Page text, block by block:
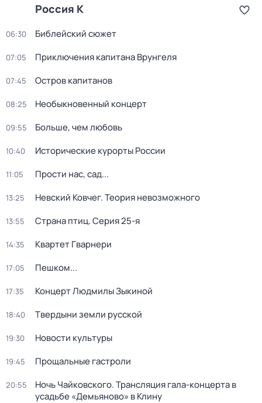
Россия К
06:30 Библейский сюжет
07:05 Приключения капитана Врунгеля
07:45 Остров капитанов
08:25 Необыкновенный концерт
09:55 Больше, чем любовь
10:40 Исторические курорты России
11:05 Прости нас, сад...
13:25 Невский Ковчег. Теория невозможного
13:55 Страна птиц. Серия 25-я
14:35 Квартет Гварнери
17:05 Пешком...
17:35 Концерт Людмилы Зыкиной
18:40 Твердыни земли русской
19:30 Новости культуры
19:45 Прощальные гастроли
20:55
Ночь Чайковского. Трансляция гала-концерта в
усадьбе «Демьяново» в Клину